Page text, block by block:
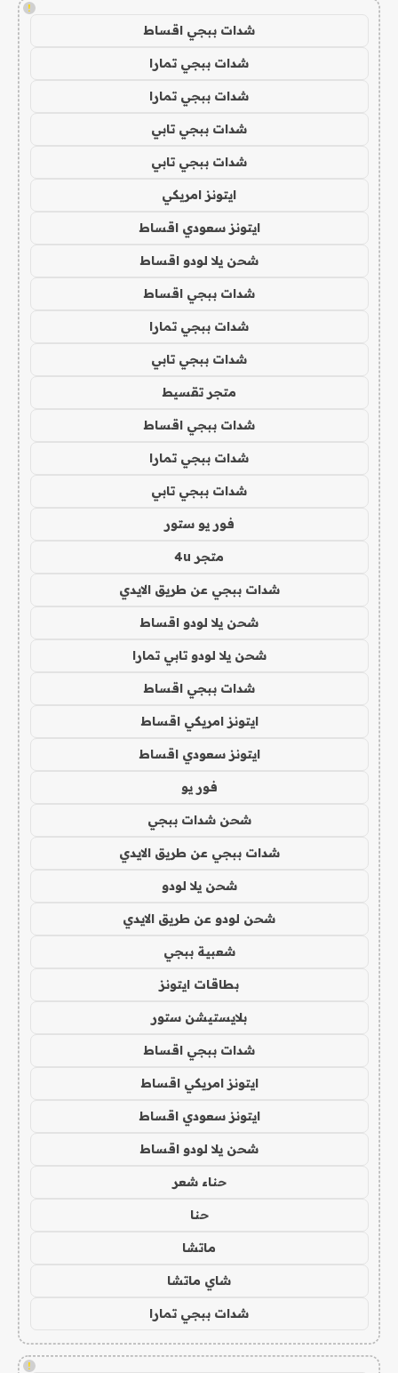
!
شدات ببجي اقساط
شدات ببجي تمارا
شدات ببجي تمارا
شدات ببجي تابي
شدات ببجي تابي
ايتونز امريكي
ايتونز سعودي اقساط
شحن يلا لودو اقساط
شدات ببجي اقساط
شدات ببجي تمارا
شدات ببجي تابي
متجر تقسيط
شدات ببجي اقساط
شدات ببجي تمارا
شدات ببجي تابي
فور يو ستور
متجر 4u
شدات ببجي عن طريق الايدي
شحن يلا لودو اقساط
شحن يلا لودو تابي تمارا
شدات ببجي اقساط
ايتونز امريكي اقساط
ايتونز سعودي اقساط
فور يو
شحن شدات ببجي
شدات ببجي عن طريق الايدي
شحن يلا لودو
شحن لودو عن طريق الايدي
شعبية ببجي
بطاقات ايتونز
بلايستيشن ستور
شدات ببجي اقساط
ايتونز امريكي اقساط
ايتونز سعودي اقساط
شحن يلا لودو اقساط
حناء شعر
حنا
ماتشا
شاي ماتشا
شدات ببجي تمارا
!